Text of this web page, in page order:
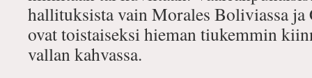
hallituksista vain Morales Boliviassa ja
ovat toistaiseksi hieman tiukemmin
vallan kahvassa.